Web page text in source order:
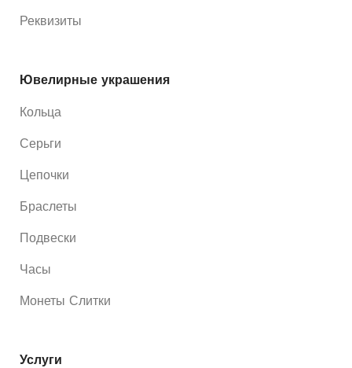
Реквизиты
Ювелирные украшения
Кольца
Серьги
Цепочки
Браслеты
Подвески
Часы
Монеты Слитки
Услуги